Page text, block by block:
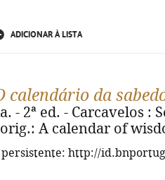
ADICIONAR À LISTA
calendário da
- 2ª ed. - Carcavelos :
A calendar of
http://